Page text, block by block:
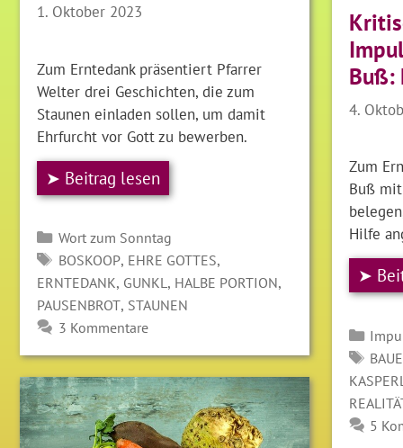
1. Oktober 2023
Zum Erntedank präsentiert Pfarrer
Welter drei Geschichten, die zum
Staunen einladen sollen, um damit
Ehrfurcht vor Gott zu bewerben.
➤ Beitrag lesen
Kategorien
Wort zum Sonntag
SCHLAGWÖRTER
BOSKOOP, EHRE GOTTES,
ERNTEDANK, GUNKL, HALBE PORTION,
PAUSENBROT, STAUNEN
3 Kommentare
Buß:
4.
Zum
Buß
Hilfe
➤
5